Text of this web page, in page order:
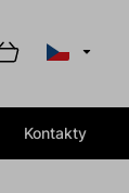
Kontakty